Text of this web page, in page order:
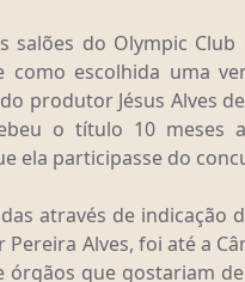
salões do Olympic
como escolhida uma
produtor Jésus Alves
o título 10
ela participasse do
através de indicação
Pereira Alves, foi até a
órgãos que gostariam